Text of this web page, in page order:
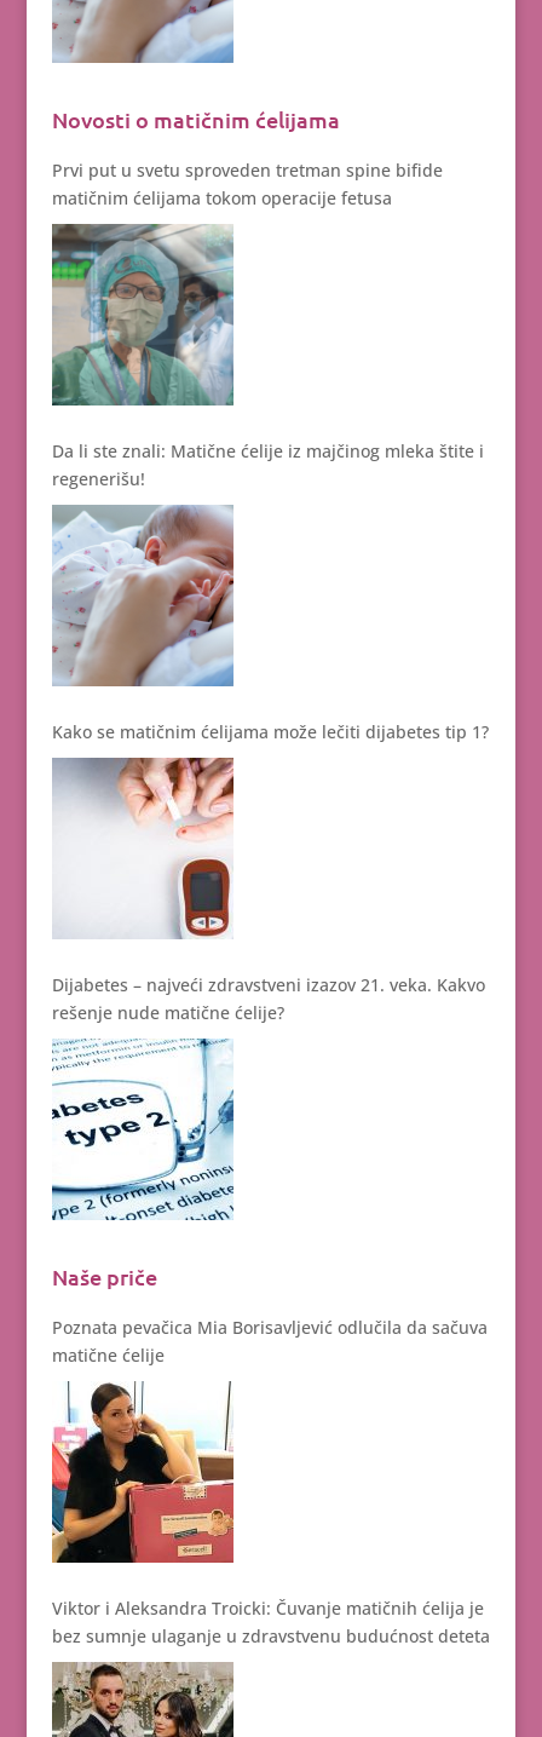
Novosti o matičnim ćelijama
Prvi put u svetu sproveden tretman spine bifide
matičnim ćelijama tokom operacije fetusa
Da li ste znali: Matične ćelije iz majčinog mleka štite i
regenerišu!
Kako se matičnim ćelijama može lečiti dijabetes tip 1?
Dijabetes – najveći zdravstveni izazov 21. veka. Kakvo
rešenje nude matične ćelije?
Naše priče
Poznata pevačica Mia Borisavljević odlučila da sačuva
matične ćelije
Viktor i Aleksandra Troicki: Čuvanje matičnih ćelija je
bez sumnje ulaganje u zdravstvenu budućnost deteta